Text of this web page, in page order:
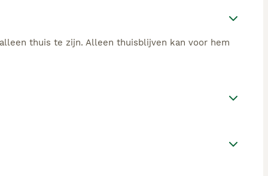
thuis te zijn. Alleen thuisblijven kan voor hem